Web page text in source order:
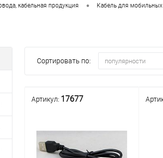
кабельная продукция • Кабель для мобильных
Сортировать по: популярности
Артикул: 17677